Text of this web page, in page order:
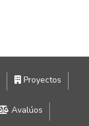
Proyectos
Avalúos